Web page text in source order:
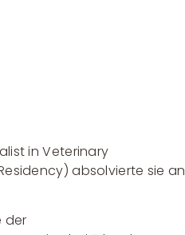
in Veterinary
absolvierte sie an
der